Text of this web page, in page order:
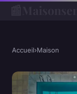
Accueil›Maison